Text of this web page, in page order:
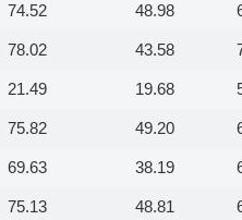
74.52 48.98
78.02 43.58
21.49 19.68
75.82 49.20
69.63 38.19
75.13 48.81